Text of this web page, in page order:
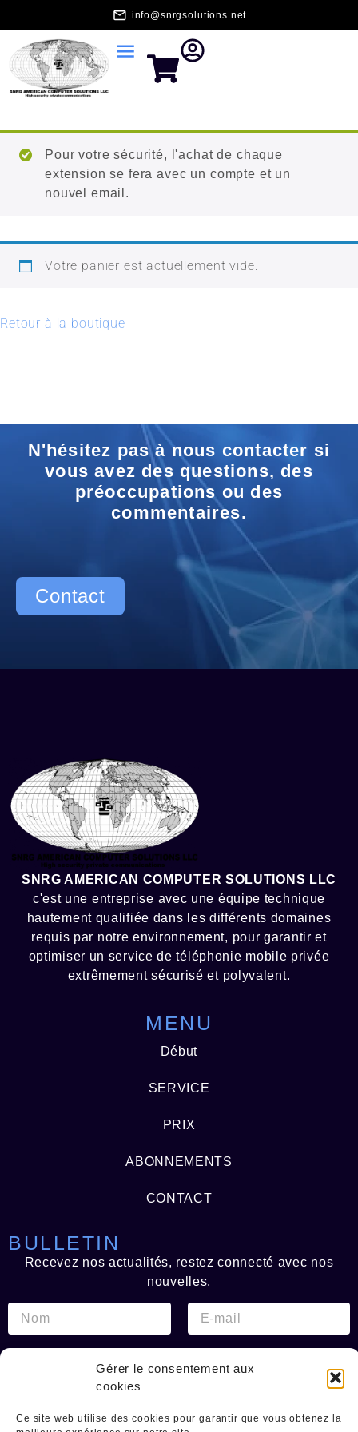
Gérer le consentement aux
cookies
Ce site web utilise des cookies pour garantir que vous obtenez la
info@snrgsolutions.net
Pour votre sécurité, l'achat de chaque
extension se fera avec un compte et un
nouvel email.
Votre panier est actuellement vide.
Retour à la boutique
N'hésitez pas à nous contacter si
vous avez des questions, des
préoccupations ou des
commentaires.
Contact
SNRG AMERICAN COMPUTER SOLUTIONS LLC
c'est une entreprise avec une équipe technique
hautement qualifiée dans les différents domaines
requis par notre environnement, pour garantir et
optimiser un service de téléphonie mobile privée
extrêmement sécurisé et polyvalent.
MENU
Début
SERVICE
PRIX
ABONNEMENTS
CONTACT
BULLETIN
Recevez nos actualités, restez connecté avec nos
nouvelles.
Recevez nos nouvelles